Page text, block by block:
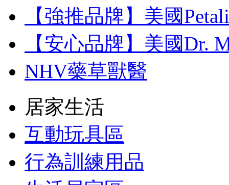
【強推品牌】美國
【安心品牌】美國Dr.
NHV藥草獸醫
居家生活
互動玩具區
行為訓練用品